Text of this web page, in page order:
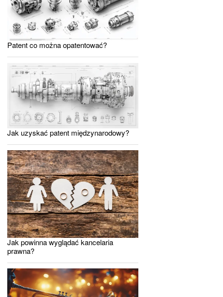
Patent co można opatentować?
Jak uzyskać patent międzynarodowy?
Jak powinna wyglądać kancelaria
prawna?